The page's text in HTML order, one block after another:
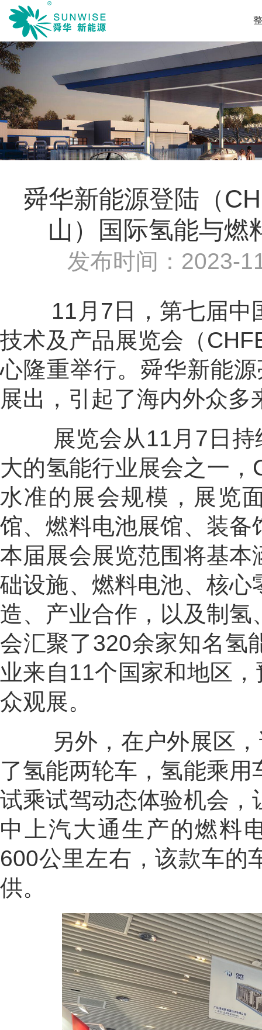
舜华新能源登陆（
山）国际氢能与燃
发布时间： 2023-
11 月 7 日，第七届
技术及产品展览会（
心隆重举行。舜华新能
展出，引起了海内外众多
展览会从11 月 7 日
大的氢能行业展会之一，
水准的展会规模，展览
馆、燃料电池展馆、装
本届展会展览范围将基
础设施、燃料电池、核
造、产业合作，以及制
会汇聚了320余家知名氢
业来自 11个国家和地区
众观展。
另外，在户外展区，
了氢能两轮车，氢能乘
试乘试驾动态体验机会
中上汽大通生产的燃料
600公里左右，该款车的
供。